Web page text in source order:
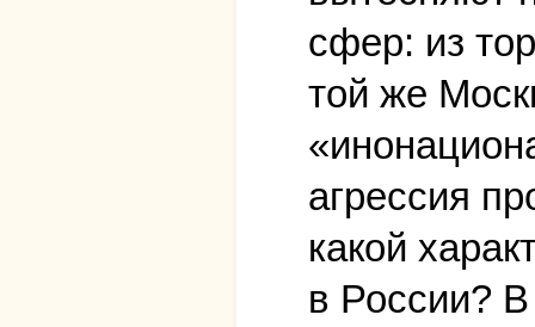
сфер: из
той же
агрессия
какой
в России?